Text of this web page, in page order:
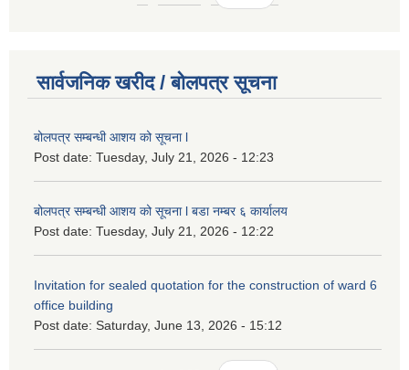
सार्वजनिक खरीद / बोलपत्र सूचना
बोलपत्र सम्बन्धी आशय को सूचना l
Post date: Tuesday, July 21, 2026 - 12:23
बोलपत्र सम्बन्धी आशय को सूचना l बडा नम्बर ६ कार्यालय
Post date: Tuesday, July 21, 2026 - 12:22
Invitation for sealed quotation for the construction of ward 6
office building
Post date: Saturday, June 13, 2026 - 15:12